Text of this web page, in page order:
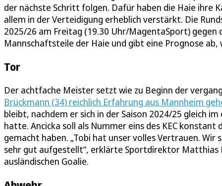
der nächste Schritt folgen. Dafür haben die Haie ihre
allem in der Verteidigung erheblich verstärkt. Die
2025/26 am Freitag (19.30 Uhr/MagentaSport) gegen
Mannschaftsteile der Haie und gibt eine Prognose
Tor
Der achtfache Meister setzt wie zu Beginn der
Brückmann (34) reichlich Erfahrung aus Mannheim
bleibt, nachdem er sich in der Saison 2024/25 gleich
hatte. Ancicka soll als Nummer eins des KEC
gemacht haben. „Tobi hat unser volles Vertrauen. Wir
sehr gut aufgestellt“, erklärte Sportdirektor Matthias
ausländischen Goalie.